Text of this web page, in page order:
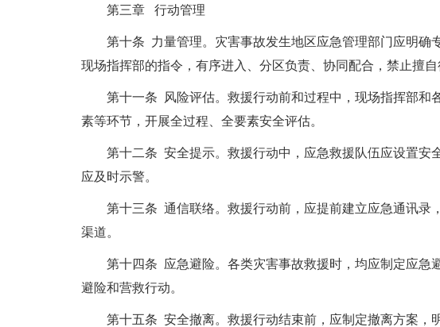
第三章 行动管理
第十条 力量管理。灾害事故发生地区应急管理部门应明确
现场指挥部的指令，有序进入、分区负责、协同配合，禁止擅自
第十一条 风险评估。救援行动前和过程中，现场指挥部和
素等环节，开展全过程、全要素安全评估。
第十二条 安全提示。救援行动中，应急救援队伍应设置安全
应及时示警。
第十三条 通信联络。救援行动前，应提前建立应急通讯录
渠道。
第十四条 应急避险。各类灾害事故救援时，均应制定应急
避险和营救行动。
第十五条 安全撤离。救援行动结束前，应制定撤离方案，